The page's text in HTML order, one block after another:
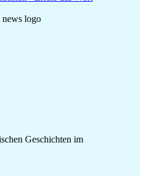
Geschichten im